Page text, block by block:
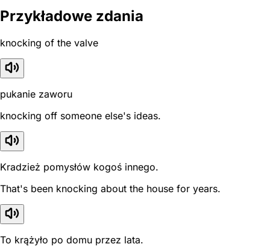
Przykładowe zdania
knocking of the valve
pukanie zaworu
knocking off someone else's ideas.
Kradzież pomysłów kogoś innego.
That's been knocking about the house for years.
To krążyło po domu przez lata.